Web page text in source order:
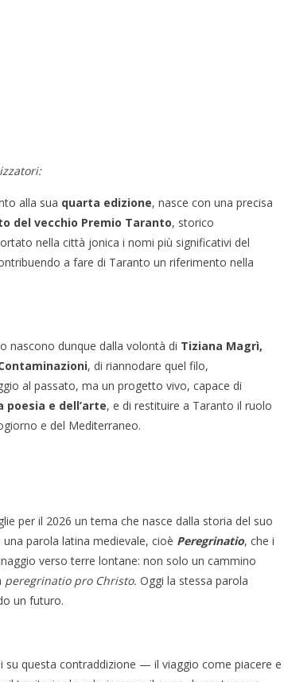
alla sua quarta edizione, nasce con una precisa
del vecchio Premio Taranto, storico
nella città jonica i nomi più significativi del
a fare di Taranto un riferimento nella
nascono dunque dalla volontà di Tiziana Magrì,
, di riannodare quel filo,
al passato, ma un progetto vivo, capace di
e dell’arte, e di restituire a Taranto il ruolo
e del Mediterraneo.
per il 2026 un tema che nasce dalla storia del suo
parola latina medievale, cioè Peregrinatio, che i
verso terre lontane: non solo un cammino
peregrinatio pro Christo. Oggi la stessa parola
un futuro.
questa contraddizione — il viaggio come piacere e